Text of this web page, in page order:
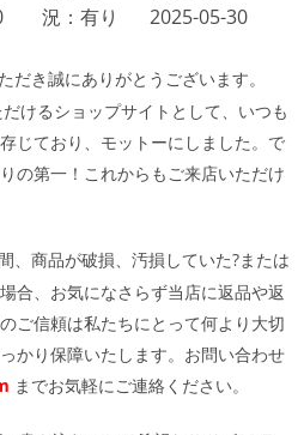
況：有り
2025-05-30
だき誠にありがとうございます。
けるショップサイトとして、いつも
じており、モットーにしました。で
の第一！これからもご来店いただけ
、商品が破損、汚損していた?または
合、お気になさらず当店に返品や返
ご信頼は私たちにとって何より大切
かり保障いたします。お問い合わせ
までお気軽にご連絡ください。